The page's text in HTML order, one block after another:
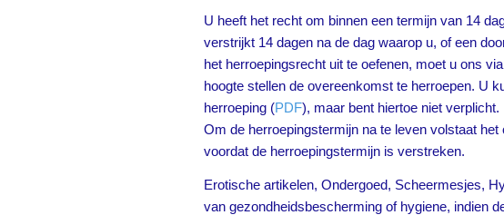
U heeft het recht om binnen een termijn van 14
verstrijkt 14 dagen na de dag waarop u, of een
het herroepingsrecht uit te oefenen, moet u ons
hoogte stellen de overeenkomst te herroepen. U
herroeping (PDF), maar bent hiertoe niet verplicht.
Om de herroepingstermijn na te leven volstaat
voordat de herroepingstermijn is verstreken.
Erotische artikelen, Ondergoed, Scheermesjes,
van gezondheidsbescherming of hygiene, indien